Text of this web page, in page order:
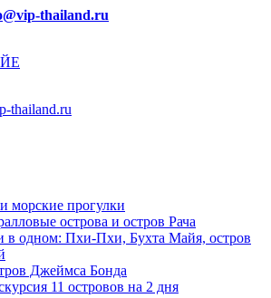
thailand.ru
морские прогулки
острова и остров Рача
в одном: Пхи-Пхи, Бухта Майя, остров
Джеймса Бонда
11 островов на 2 дня